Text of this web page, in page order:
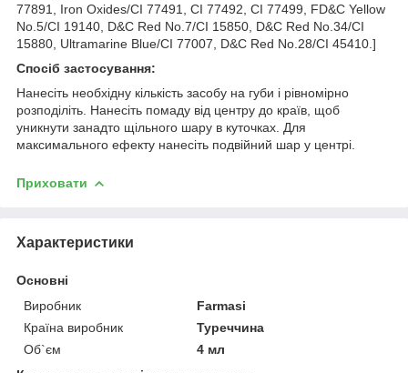
77891, Iron Oxides/CI 77491, CI 77492, CI 77499, FD&C Yellow
No.5/CI 19140, D&C Red No.7/CI 15850, D&C Red No.34/CI
15880, Ultramarine Blue/CI 77007, D&C Red No.28/CI 45410.]
Спосіб застосування:
Нанесіть необхідну кількість засобу на губи і рівномірно
розподіліть. Нанесіть помаду від центру до країв, щоб
уникнути занадто щільного шару в куточках. Для
максимального ефекту нанесіть подвійний шар у центрі.
Приховати
Характеристики
Основні
Виробник
Farmasi
Країна виробник
Туреччина
Об`єм
4 мл